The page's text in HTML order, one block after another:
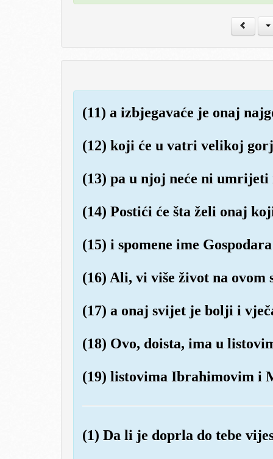
(11) a izbjegavaće je onaj
(12) koji će u vatri velikoj
(13) pa u njoj neće ni
(14) Postići će šta želi onaj
(15) i spomene ime
(16) Ali, vi više život na ovom
(17) a onaj svijet je bolji i
(18) Ovo, doista, ima u
(19) listovima Ibrahimovim i
(1) Da li je doprla do tebe